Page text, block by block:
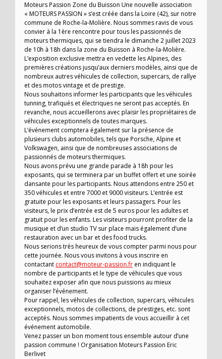
Moteurs Passion Zone du Buisson Une nouvelle association
« MOTEURS PASSION » s’est créée dans la Loire (42), sur notre
commune de Roche-la-Molière. Nous sommes ravis de vous
convier à la 1ère rencontre pour tous les passionnés de
moteurs thermiques, qui se tiendra le dimanche 2 juillet 2023
de 10h à 18h dans la zone du Buisson à Roche-la-Molière.
L’exposition exclusive mettra en vedette les Alpines, des
premières créations jusqu’aux derniers modèles, ainsi que de
nombreux autres véhicules de collection, supercars, de rallye
et des motos vintage et de prestige.
Nous souhaitons informer les participants que les véhicules
tunning, trafiqués et électriques ne seront pas acceptés. En
revanche, nous accueillerons avec plaisir les propriétaires de
véhicules exceptionnels de toutes marques.
L’événement comptera également sur la présence de
plusieurs clubs automobiles, tels que Porsche, Alpine et
Volkswagen, ainsi que de nombreuses associations de
passionnés de moteurs thermiques.
Nous avons prévu une grande parade à 18h pour les
exposants, qui se terminera par un buffet offert et une soirée
dansante pour les participants. Nous attendons entre 250 et
350 véhicules et entre 7000 et 9000 visiteurs. L’entrée est
gratuite pour les exposants et leurs passagers. Pour les
visiteurs, le prix d’entrée est de 5 euros pour les adultes et
gratuit pour les enfants. Les visiteurs pourront profiter de la
musique et d’un studio TV sur place mais également d’une
restauration avec un bar et des food trucks.
Nous serions très heureux de vous compter parmi nous pour
cette journée. Nous vous invitons à vous inscrire en
contactant contact@moteur-passion.fr en indiquant le
nombre de participants et le type de véhicules que vous
souhaitez exposer afin que nous puissions au mieux
organiser l’événement.
Pour rappel, les véhicules de collection, supercars, véhicules
exceptionnels, motos de collections, de prestiges, etc. sont
acceptés. Nous sommes impatients de vous accueillir à cet
événement automobile.
Venez passer un bon moment tous ensemble autour d’une
passion commune ! Organisation Moteurs Passion Eric
Berlivet